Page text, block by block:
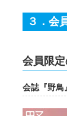
３．会
会員限
会誌『野鳥